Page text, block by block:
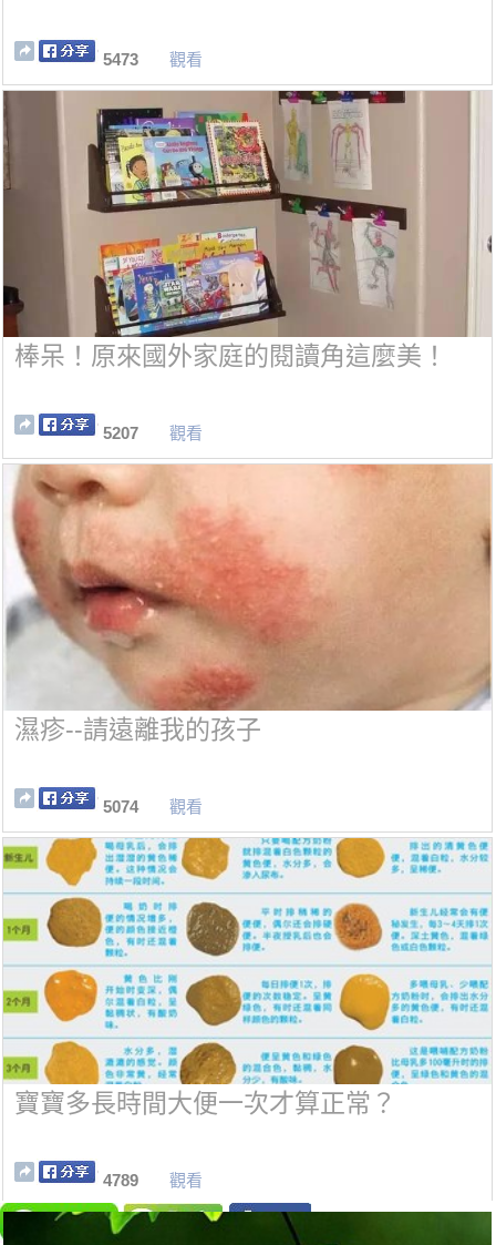
5473 觀看
棒呆！原來國外家庭的閱讀角這麼美！
5207 觀看
濕疹--請遠離我的孩子
5074 觀看
寶寶多長時間大便一次才算正常？
4789 觀看